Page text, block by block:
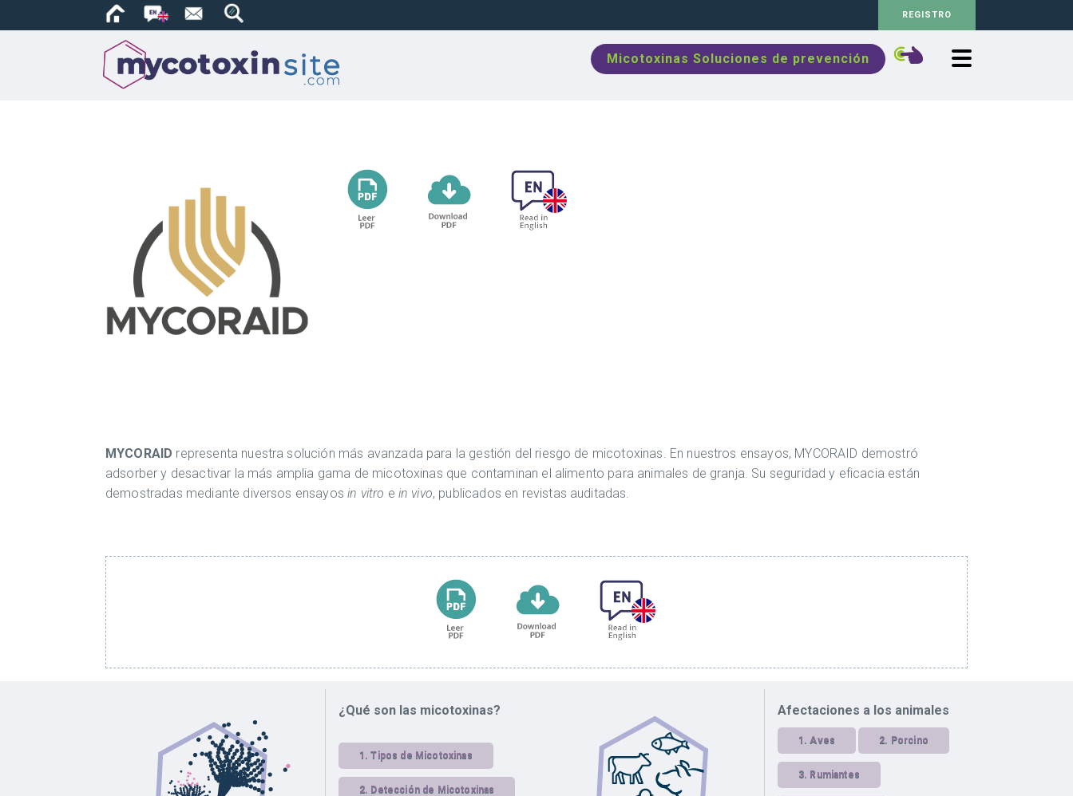
REGISTRO
Micotoxinas Soluciones de prevención
MYCORAID representa nuestra solución más avanzada para la gestión del riesgo de micotoxinas. En nuestros ensayos, MYCORAID demostró
adsorber y desactivar la más amplia gama de micotoxinas que contaminan el alimento para animales de granja. Su seguridad y eficacia están
demostradas mediante diversos ensayosin vitro e in vivo, publicados en revistas auditadas.
¿Qué son las micotoxinas?
1.Tipos de Micotoxinas
2. Detección de Micotoxinas
Afectaciones a los animales
1. Aves 2. Porcino
3. Rumiantes